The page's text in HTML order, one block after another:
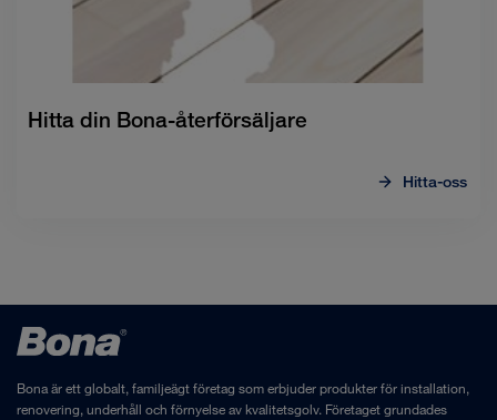
Hitta din Bona-återförsäljare
Hitta-oss
Bona är ett globalt, familjeägt företag som erbjuder produkter för installation,
renovering, underhåll och förnyelse av kvalitetsgolv. Företaget grundades